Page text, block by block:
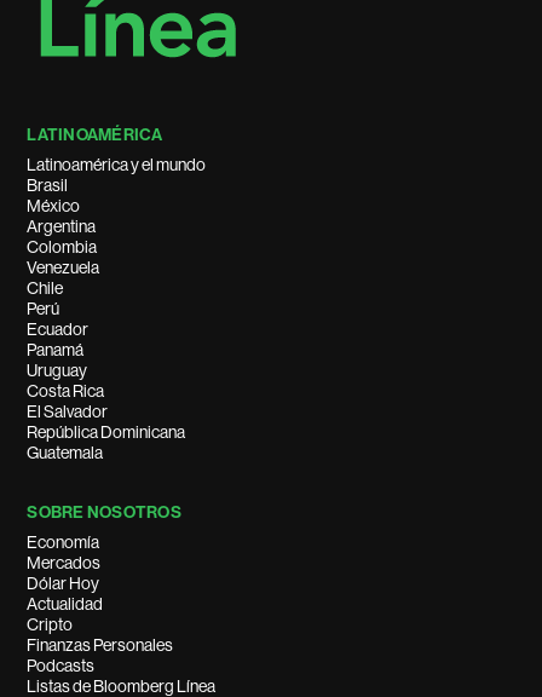
LATINOAMÉRICA
Latinoamérica y el mundo
Brasil
México
Argentina
Colombia
Venezuela
Chile
Perú
Ecuador
Panamá
Uruguay
Costa Rica
El Salvador
República Dominicana
Guatemala
SOBRE NOSOTROS
Economía
Mercados
Dólar Hoy
Actualidad
Cripto
Finanzas Personales
Podcasts
Listas de Bloomberg Línea